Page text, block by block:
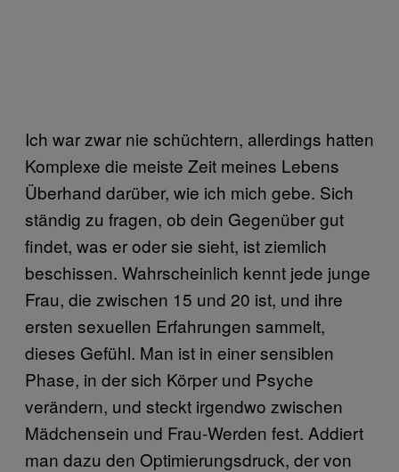
Ich war zwar nie schüchtern, allerdings hatten
Komplexe die meiste Zeit meines Lebens
Überhand darüber, wie ich mich gebe. Sich
ständig zu fragen, ob dein Gegenüber gut
findet, was er oder sie sieht, ist ziemlich
beschissen. Wahrscheinlich kennt jede junge
Frau, die zwischen 15 und 20 ist, und ihre
ersten sexuellen Erfahrungen sammelt,
dieses Gefühl. Man ist in einer sensiblen
Phase, in der sich Körper und Psyche
verändern, und steckt irgendwo zwischen
Mädchensein und Frau-Werden fest. Addiert
man dazu den Optimierungsdruck, der von